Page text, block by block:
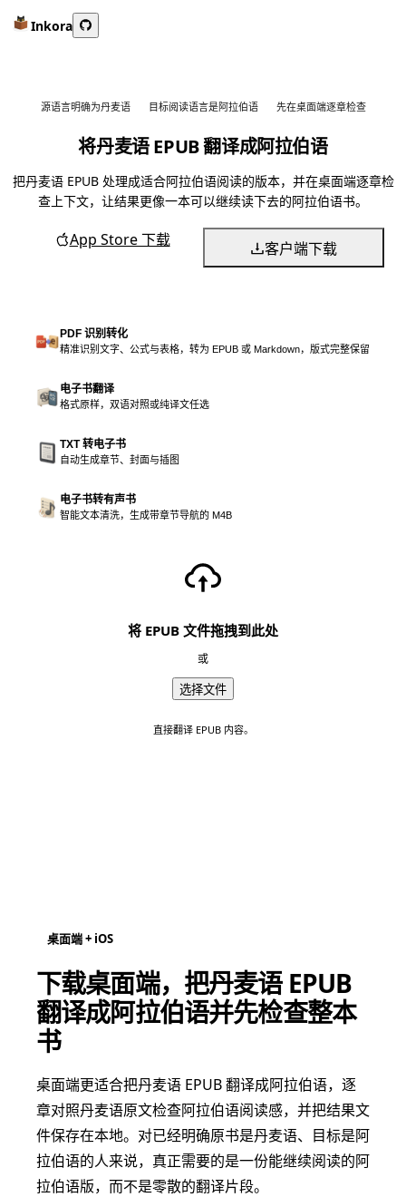
Inkora
源语言明确为丹麦语 目标阅读语言是阿拉伯语 先在桌面端逐章检查
将丹麦语 EPUB 翻译成阿拉伯语
把丹麦语 EPUB 处理成适合阿拉伯语阅读的版本，并在桌面端逐章检
查上下文，让结果更像一本可以继续读下去的阿拉伯语书。
App Store 下载 客户端下载
PDF 识别转化
精准识别文字、公式与表格，转为 EPUB 或 Markdown，版式完整保留
电子书翻译
格式原样，双语对照或纯译文任选
TXT 转电子书
自动生成章节、封面与插图
电子书转有声书
智能文本清洗，生成带章节导航的 M4B
将 EPUB 文件拖拽到此处
或
选择文件
直接翻译 EPUB 内容。
桌面端 + iOS
下载桌面端，把丹麦语 EPUB
翻译成阿拉伯语并先检查整本
书
桌面端更适合把丹麦语 EPUB 翻译成阿拉伯语，逐
章对照丹麦语原文检查阿拉伯语阅读感，并把结果文
件保存在本地。对已经明确原书是丹麦语、目标是阿
拉伯语的人来说，真正需要的是一份能继续阅读的阿
拉伯语版，而不是零散的翻译片段。